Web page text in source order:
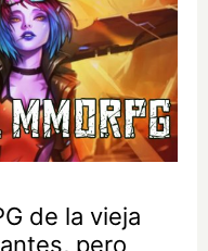
de la vieja
pero